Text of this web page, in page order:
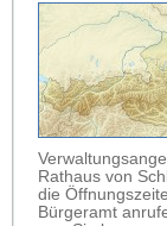
Rathaus von
die
Bürgeramt